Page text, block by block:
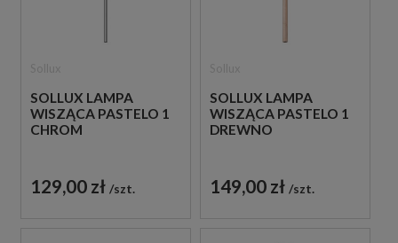
SOLLUX LAMPA
WISZĄCA PASTELO 1
CHROM
129,00 zł szt.
SOLLUX LAMPA
WISZĄCA PASTELO 1
DREWNO
149,00 zł szt.